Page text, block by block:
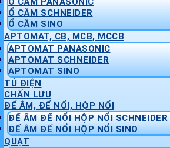
Ổ CẮM SCHNEIDER
Ổ CẮM SINO
APTOMAT, CB, MCB, MCCB
APTOMAT PANASONIC
APTOMAT SCHNEIDER
APTOMAT SINO
TỦ ĐIỆN
CHẤN LƯU
ĐẾ ÂM, ĐẾ NỔI, HỘP NỔI
ĐẾ ÂM ĐẾ NỔI HỘP NỔI SCHNEIDER
ĐẾ ÂM ĐẾ NỔI HỘP NỔI SINO
QUẠT